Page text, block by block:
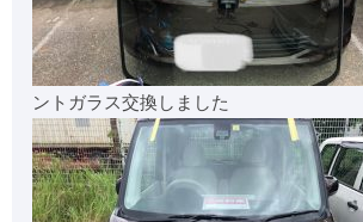
ントガラス交換しました